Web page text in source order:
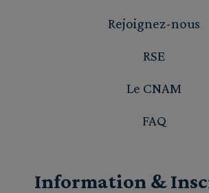
Rejoignez-nous
RSE
Le CNAM
FAQ
Information &